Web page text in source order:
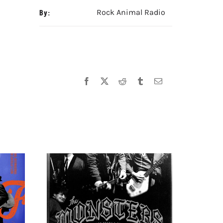
By: Rock Animal Radio
Facebook Reddit TumblrCorreo